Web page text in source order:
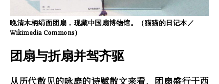
晚清木柄绢面团扇，现藏中国扇博物馆。（猫猫的日记本／
Wikimedia Commons）
团扇与折扇并驾齐驱
从历代散见的咏扇的诗赋散文来看，团扇盛行于西